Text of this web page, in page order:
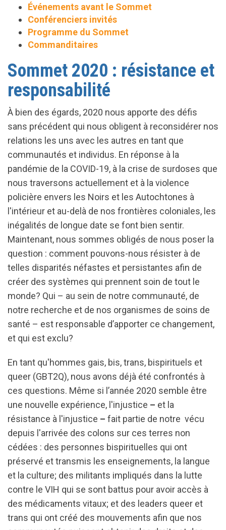
Événements avant le Sommet
Conférenciers invités
Programme du Sommet
Commanditaires
Sommet 2020 : résistance et
responsabilité
À bien des égards, 2020 nous apporte des défis
sans précédent qui nous obligent à reconsidérer nos
relations les uns avec les autres en tant que
communautés et individus. En réponse à la
pandémie de la COVID-19, à la crise de surdoses que
nous traversons actuellement et à la violence
policière envers les Noirs et les Autochtones à
l'intérieur et au-delà de nos frontières coloniales, les
inégalités de longue date se font bien sentir.
Maintenant, nous sommes obligés de nous poser la
question : comment pouvons-nous résister à de
telles disparités néfastes et persistantes afin de
créer des systèmes qui prennent soin de tout le
monde? Qui – au sein de notre communauté, de
notre recherche et de nos organismes de soins de
santé – est responsable d’apporter ce changement,
et qui est exclu?
En tant qu'hommes gais, bis, trans, bispirituels et
queer (GBT2Q), nous avons déjà été confrontés à
ces questions. Même si l’année 2020 semble être
une nouvelle expérience, l'injustice – et la
résistance à l'injustice – fait partie de notre vécu
depuis l'arrivée des colons sur ces terres non
cédées : des personnes bispirituelles qui ont
préservé et transmis les enseignements, la langue
et la culture; des militants impliqués dans la lutte
contre le VIH qui se sont battus pour avoir accès à
des médicaments vitaux; et des leaders queer et
trans qui ont créé des mouvements afin que nos